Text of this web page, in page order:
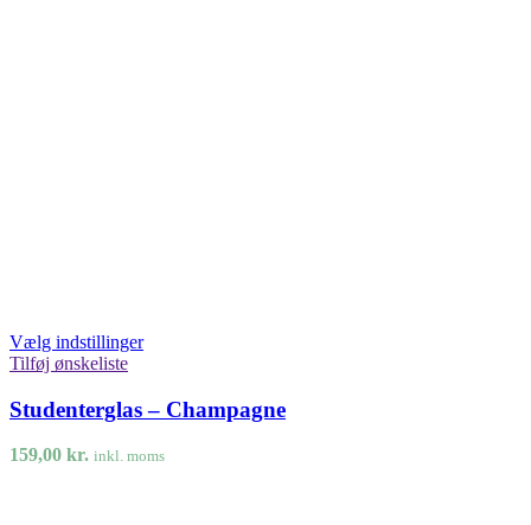
Vælg indstillinger
Tilføj ønskeliste
Studenterglas – Champagne
159,00 kr. inkl. moms